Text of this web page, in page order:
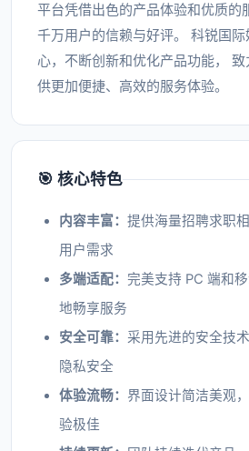
平台凭借出色的产品体验和优质的
千万用户的信赖与好评。 科锐国
心，不断创新和优化产品功能，
供更加便捷、高效的服务体验。
🎯 核心特色
内容丰富： 提供海量招聘求职
用户需求
多端适配： 完美支持 PC 端和
地畅享服务
安全可靠： 采用先进的安全技
隐私安全
体验流畅： 界面设计简洁美观
验极佳